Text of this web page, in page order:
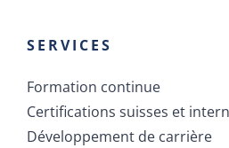
SERVICES
Formation continue
Certifications suisses et
Développement de carrière